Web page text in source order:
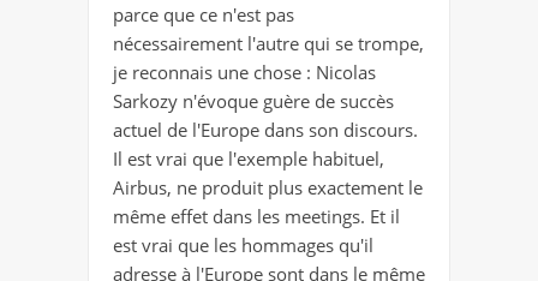
parce que ce n'est pas
nécessairement l'autre qui se trompe,
je reconnais une chose : Nicolas
Sarkozy n'évoque guère de succès
actuel de l'Europe dans son discours.
Il est vrai que l'exemple habituel,
Airbus, ne produit plus exactement le
même effet dans les meetings. Et il
est vrai que les hommages qu'il
adresse à l'Europe sont dans le même